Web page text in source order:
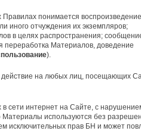
понимается
иного отчуждения их экземпляров;
в целях распространения;
переработка Материалов, доведение
).
на любых лиц, посещающих
сети интернет на Сайте, с
Материалы используются без
исключительных прав БН и может